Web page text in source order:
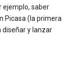
ejemplo, saber
Picasa (la primera
diseñar y lanzar